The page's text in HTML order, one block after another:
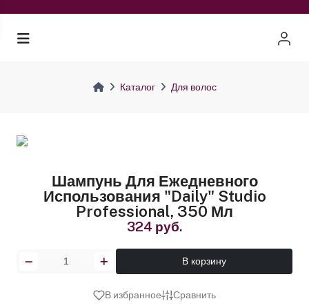
Каталог Для волос
Шампунь Для Ежедневного
Использования "Daily" Studio
Professional, 350 Мл
324 руб.
В корзину
В избранное Сравнить